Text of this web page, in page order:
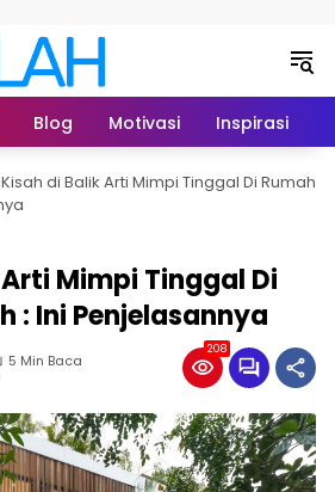
Blog Motivasi Inspirasi
Kisah di Balik Arti Mimpi Tinggal Di Rumah
Mimpi Tinggal Di
: Ini Penjelasannya
5 Min Baca
208